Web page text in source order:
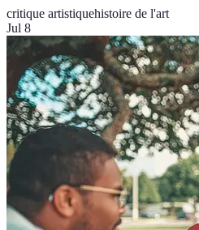
critique artistiquehistoire de l'art
Jul 8